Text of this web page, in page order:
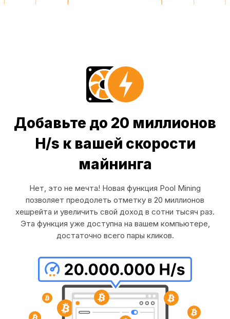
Добавьте до 20 миллионов
H/s к вашей скорости
майнинга
Нет, это не мечта! Новая функция Pool Mining
позволяет преодолеть отметку в 20 миллионов
хешрейта и увеличить свой доход в сотни тысяч раз.
Эта функция уже доступна на вашем компьютере,
достаточно всего пары кликов.